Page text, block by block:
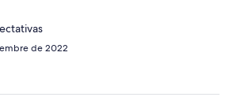
de 2022